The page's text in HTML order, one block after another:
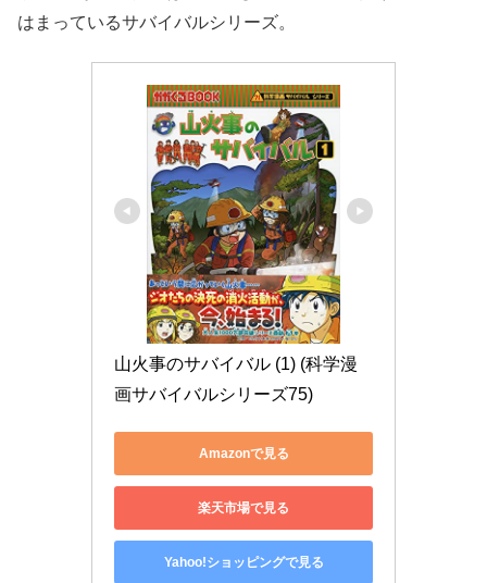
はまっているサバイバルシリーズ。
山火事のサバイバル (1) (科学漫
画サバイバルシリーズ75)
Amazonで見る
楽天市場で見る
Yahoo!ショッピングで見る